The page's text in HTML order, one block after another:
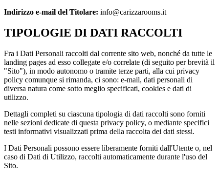
Indirizzo e-mail del Titolare: info@carizzarooms.it
TIPOLOGIE DI DATI RACCOLTI
Fra i Dati Personali raccolti dal corrente sito web, nonché da tutte le
landing pages ad esso collegate e/o correlate (di seguito per brevità il
"Sito"), in modo autonomo o tramite terze parti, alla cui privacy
policy comunque si rimanda, ci sono: e-mail, dati personali di
diversa natura come sotto meglio specificati, cookies e dati di
utilizzo.
Dettagli completi su ciascuna tipologia di dati raccolti sono forniti
nelle sezioni dedicate di questa privacy policy, o mediante specifici
testi informativi visualizzati prima della raccolta dei dati stessi.
I Dati Personali possono essere liberamente forniti dall'Utente o, nel
caso di Dati di Utilizzo, raccolti automaticamente durante l'uso del
Sito.